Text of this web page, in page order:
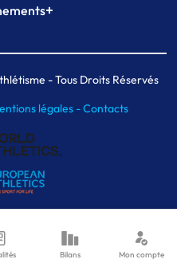
+
indoor
de Paris- Tous Droits Réservés
légales -Contacts
Bilans Mon compte